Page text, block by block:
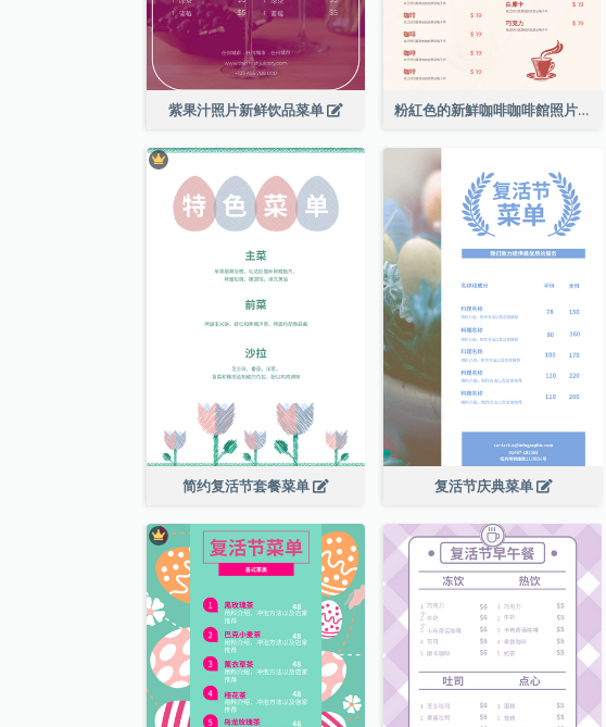
紫果汁照片新鲜饮品菜单 粉紅色的新鮮咖啡咖啡館照片簡單菜單
简约复活节套餐菜单 复活节庆典菜单